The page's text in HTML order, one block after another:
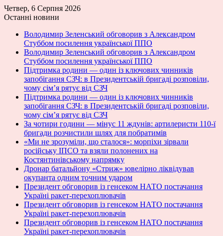
Четвер, 6 Серпня 2026
Останні новини
Володимир Зеленський обговорив з Александром
Стуббом посилення української ППО
Володимир Зеленський обговорив з Александром
Стуббом посилення української ППО
Підтримка родини — один із ключових чинників
запобігання СЗЧ: в Президентській бригаді розповіли,
чому сім’я рятує від СЗЧ
Підтримка родини — один із ключових чинників
запобігання СЗЧ: в Президентській бригаді розповіли,
чому сім’я рятує від СЗЧ
За чотири години — мінус 11 ждунів: артилеристи 110-ї
бригади розчистили шлях для побратимів
«Ми не зрозуміли, що сталося»: морпіхи зірвали
російську ІПСО та взяли полонених на
Костянтинівському напрямку
Дронар батальйону «Стриж» ювелірно ліквідував
окупанта одним точним ударом
Президент обговорив із генсеком НАТО постачання
Україні ракет-перехоплювачів
Президент обговорив із генсеком НАТО постачання
Україні ракет-перехоплювачів
Президент обговорив із генсеком НАТО постачання
Україні ракет-перехоплювачів